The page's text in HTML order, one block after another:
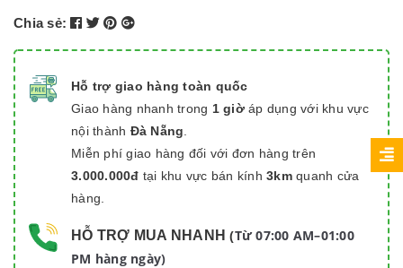
Chia sẻ:
Hỗ trợ giao hàng toàn quốc
Giao hàng nhanh trong 1 giờáp dụng với khu vực
nội thành Đà Nẵng
Miễn phí giao hàng đối với đơn hàng trên
3.000.000đ tại khu vực bán kính 3kmquanh cửa
hàng.
HỖ TRỢ MUA NHANH (Từ 07:00 AM–01:00
PM hàng ngày)